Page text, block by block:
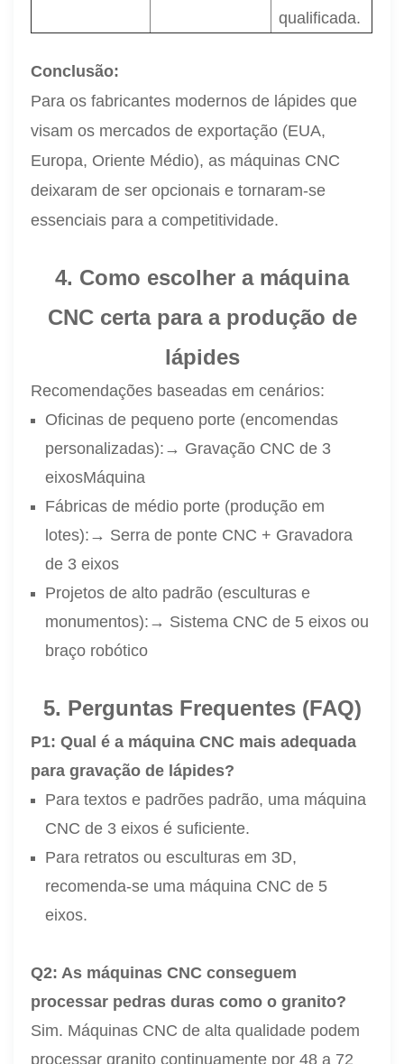
qualificada.
Conclusão:
Para os fabricantes modernos de lápides que
visam os mercados de exportação (EUA,
Europa, Oriente Médio), as máquinas CNC
deixaram de ser opcionais e tornaram-se
essenciais para a competitividade.
4. Como escolher a máquina
CNC certa para a produção de
lápides
Recomendações baseadas em cenários:
Oficinas de pequeno porte (encomendas
personalizadas): → Gravação CNC de 3
eixosMáquina
Fábricas de médio porte (produção em
lotes): → Serra de ponte CNC + Gravadora
de 3 eixos
Projetos de alto padrão (esculturas e
monumentos): → Sistema CNC de 5 eixos ou
braço robótico
5. Perguntas Frequentes (FAQ)
P1: Qual é a máquina CNC mais adequada
para gravação de lápides?
Para textos e padrões padrão, uma máquina
CNC de 3 eixos é suficiente.
Para retratos ou esculturas em 3D,
recomenda-se uma máquina CNC de 5
eixos.
Q2: As máquinas CNC conseguem
processar pedras duras como o granito?
Sim. Máquinas CNC de alta qualidade podem
processar granito continuamente por 48 a 72